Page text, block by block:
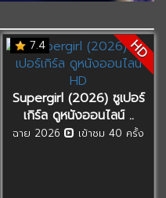
7.4 HD
Supergirl (2026) ซูเปอร์
เกิร์ล ดูหนังออนไลน์ ..
ฉาย 2026 เข้าชม 40 ครั้ง